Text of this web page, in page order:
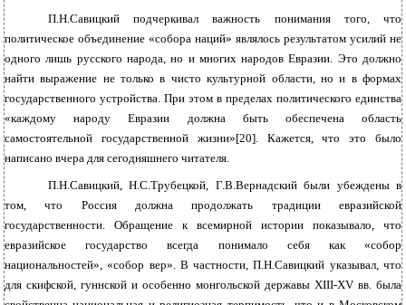
П.Н.Савицкий подчеркивал важность понимания того, что
политическое объединение «собора наций» являлось результатом усилий не
одного лишь русского народа, но и многих народов Евразии. Это должно
найти выражение не только в чисто культурной области, но и в формах
государственного устройства. При этом в пределах политического единства
«каждому народу Евразии должна быть обеспечена область
самостоятельной государственной жизни»[20]. Кажется, что это было
написано вчера для сегодняшнего читателя.
П.Н.Савицкий, Н.С.Трубецкой, Г.В.Вернадский были убеждены в
том, что Россия должна продолжать традиции евразийской
государственности. Обращение к всемирной истории показывало, что
евразийское государство всегда понимало себя как «собор
национальностей», «собор вер». В частности, П.Н.Савицкий указывал, что
для скифской, гуннской и особенно монгольской державы XIII-ХV вв. была